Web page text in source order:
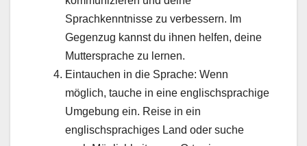
Sprachkenntnisse zu verbessern. Im
Gegenzug kannst du ihnen helfen, deine
Muttersprache zu lernen.
Eintauchen in die Sprache: Wenn
möglich, tauche in eine englischsprachige
Umgebung ein. Reise in ein
englischsprachiges Land oder suche